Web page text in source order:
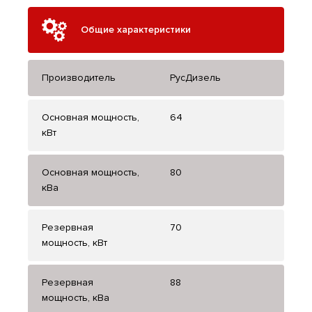
Общие характеристики
Производитель РусДизель
Основная мощность,
кВт
64
Основная мощность,
кВа
80
Резервная
мощность, кВт
70
Резервная
мощность, кВа
88